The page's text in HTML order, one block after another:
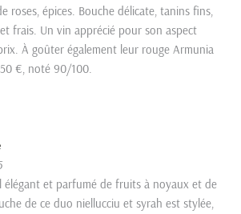
roses, épices. Bouche délicate, tanins fins,
frais. Un vin apprécié pour son aspect
À goûter également leur rouge Armunia
€, noté 90/100.
élégant et parfumé de fruits à noyaux et de
de ce duo niellucciu et syrah est stylée,